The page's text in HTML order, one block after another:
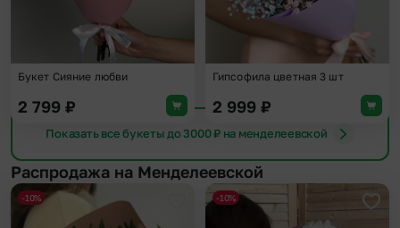
Букет Сияние любви
2 799 ₽
Гипсофила цветная 3 шт
2 999 ₽
Показать все букеты до 3000 ₽ на менделеевской
Распродажа на Менделеевской
Добавить в избранное
-10% -10%